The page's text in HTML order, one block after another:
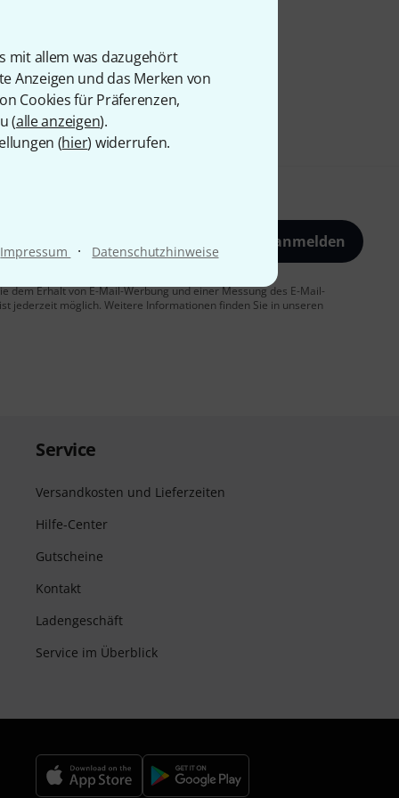
mit allem was dazugehört
Anzeigen und das Merken von
Cookies für Präferenzen,
(alle anzeigen).
(hier) widerrufen.
Impressum · Datenschutzhinweise Jetzt anmelden
dem Erhalt von E-Mail-Werbung und einer Messung des E-Mail-
jederzeit möglich. Weitere Informationen finden Sie in unseren
Service
Versandkosten und Lieferzeiten
Hilfe-Center
Gutscheine
Kontakt
Ladengeschäft
Service im Überblick